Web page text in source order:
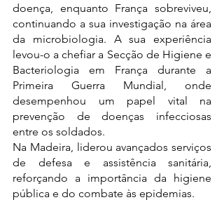
doença, enquanto França sobreviveu,
continuando a sua investigação na área
da microbiologia. A sua experiência
levou-o a chefiar a Secção de Higiene e
Bacteriologia em França durante a
Primeira Guerra Mundial, onde
desempenhou um papel vital na
prevenção de doenças infecciosas
entre os soldados.
Na Madeira, liderou avançados serviços
de defesa e assistência sanitária,
reforçando a importância da higiene
pública e do combate às epidemias.